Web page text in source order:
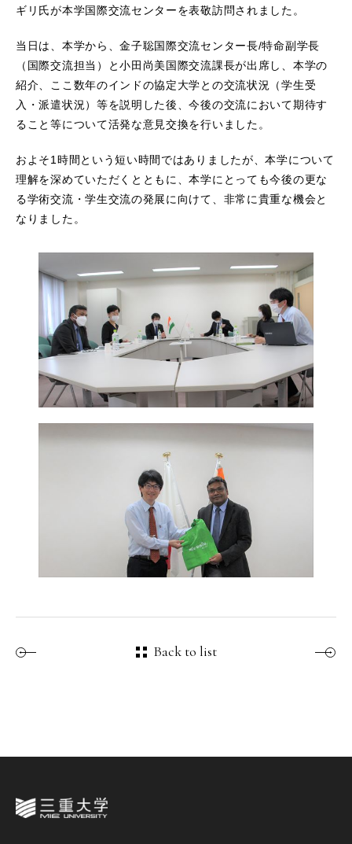
ギリ氏が本学国際交流センターを表敬訪問されました。
当日は、本学から、金子聡国際交流センター長/特命副学長
（国際交流担当）と小田尚美国際交流課長が出席し、本学の
紹介、ここ数年のインドの協定大学との交流状況（学生受
入・派遣状況）等を説明した後、今後の交流において期待す
ること等について活発な意見交換を行いました。
およそ1時間という短い時間ではありましたが、本学について
理解を深めていただくとともに、本学にとっても今後の更な
る学術交流・学生交流の発展に向けて、非常に貴重な機会と
なりました。
Back to list